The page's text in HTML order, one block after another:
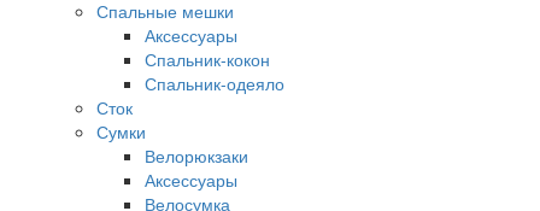
Спальные мешки
Аксессуары
Спальник-кокон
Спальник-одеяло
Сток
Сумки
Велорюкзаки
Аксессуары
Велосумка